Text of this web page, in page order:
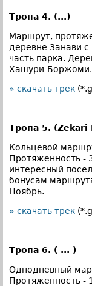
Тропа 4. (...)
Маршрут,
деревне Занави
часть парка.
Хашури-Боржоми.
» скачать трек
Тропа 5. (Zekari
Кольцевой
Протяженность -
интересный
бонусам
Ноябрь.
» скачать трек
Тропа 6. ( ... )
Однодневный
Протяженность -